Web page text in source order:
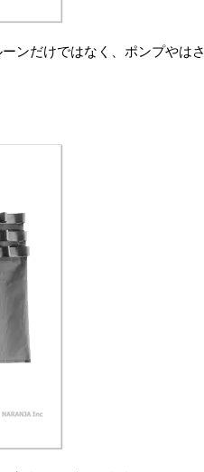
ンだけではなく、ポンプやはさ